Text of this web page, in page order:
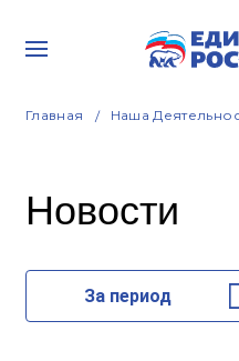
Главная Наша
Новости
За период